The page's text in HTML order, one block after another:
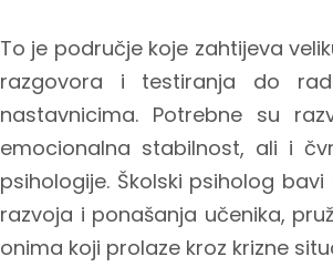
To je područje koje zahtijeva
razgovora i testiranja do
nastavnicima. Potrebne su
emocionalna stabilnost, ali i
psihologije. Školski psiholog
razvoja i ponašanja učenika,
onima koji prolaze kroz krizne